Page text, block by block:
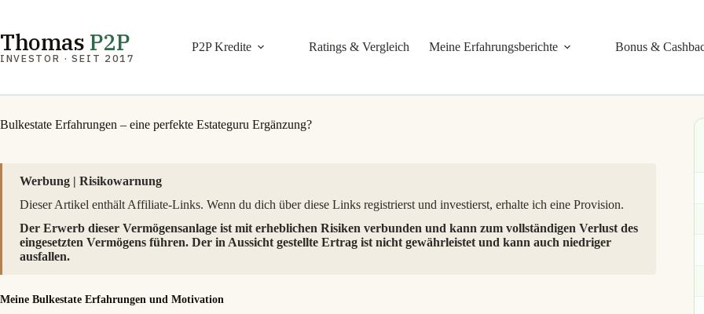
springen
Thomas P2P
INVESTOR · SEIT 2017
P2P Kredite Ratings & Vergleich Meine Erfahrungsberichte Bonus &
Bulkestate Erfahrungen – eine perfekte Estateguru Ergänzung?
Werbung | Risikowarnung
Dieser Artikel enthält Affiliate-Links. Wenn du dich über diese Links registrierst und investierst, erhalte ich eine Provision.
Der Erwerb dieser Vermögensanlage ist mit erheblichen Risiken verbunden und kann zum vollständigen Verlust des
eingesetzten Vermögens führen. Der in Aussicht gestellte Ertrag ist nicht gewährleistet und kann auch niedriger
ausfallen.
Meine Bulkestate Erfahrungen und Motivation